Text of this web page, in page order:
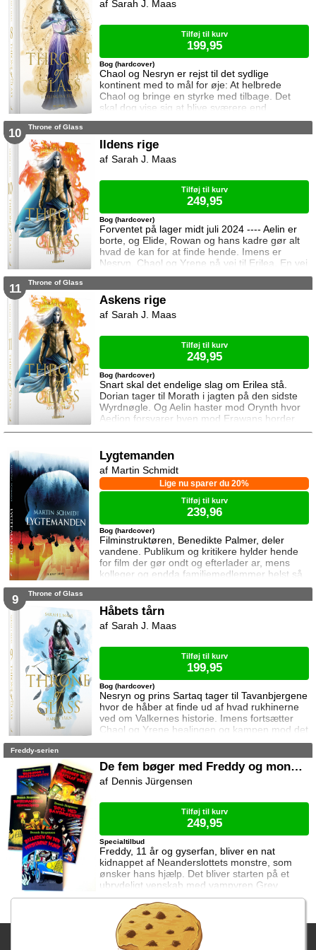
Elena, sætter samtidig Celaena på en svær
Chaol og Nesryn er rejst til det sydlige
kontinent med to mål for øje: At helbrede
Chaol og bringe en styrke med tilbage. Det
skal dog vise sig at blive sværere end
forventet, for khaganen, det sydlige kontinents
træffe en beslutning her og nu. Da en healer
bliver myrdet under mystiske omstændigheder,
frygter Chaol og Nesryn at Valkerne er fulgt
Bog (hardcover)
Sarah J. Maas
Tilføj til kurv
199,95
10 Throne of Glass
Ildens rige
Forventet på lager midt juli 2024 ---- Aelin er
borte, og Elide, Rowan og hans kadre gør alt
hvad de kan for at finde hende. Imens er
Nesryn, Chaol og Yrene på vej til Erilea. En vej
der fører dem forbi Chaols barndomshjem
kæmper Aedion mod Erawans fremrykkende
styrker og sin vrede over den aftale Aelin og
Lysandra har indgået. Og Dorian og Manon
Bog (hardcover)
Sarah J. Maas
Tilføj til kurv
249,95
11 Throne of Glass
Askens rige
Snart skal det endelige slag om Erilea stå.
Dorian tager til Morath i jagten på den sidste
Wyrdnøgle. Og Aelin haster mod Orynth hvor
Aedion forsvarer byen mod Erawans horder.
Heldigvis er han ikke alene. Men kan deres
mod Erawans rædsler?
Bog (hardcover)
Sarah J. Maas
Tilføj til kurv
249,95
Lygtemanden
Filminstruktøren, Benedikte Palmer, deler
vandene. Publikum og kritikere hylder hende
for film der gør ondt og efterlader ar, mens
kolleger og endda familiemedlemmer helst så
hende forsvinde. Under en rejse til Los
miste livet. Da efterforskningen fortsætter
nyuddannede agent April Biggs for at assistere
Bog (hardcover)
Lige nu sparer du 20%
Martin Schmidt
Tilføj til kurv
239,96
9 Throne of Glass
Håbets tårn
Nesryn og prins Sartaq tager til Tavanbjergene
hvor de håber at finde ud af hvad rukhinerne
ved om Valkernes historie. Imens fortsætter
Chaol og Yrene healingen og kampen mod det
mystiske mørke som lurer inden i ham. Men
deres venner derhjemme.
Bog (hardcover)
Sarah J. Maas
Tilføj til kurv
199,95
Freddy-serien
De fem bøger med Freddy og monstrene
Freddy, 11 år og gyserfan, bliver en nat
kidnappet af Neanderslottets monstre, som
ønsker hans hjælp. Det bliver starten på et
ubrydeligt venskab med vampyren Grev
Dracula, varulven Eddie, den hovedløse ridder
Sir Arthur Fieldstein, Frankenstein-uhyret
Boris, mumien Mummy og bøvsedragen Nitan.
Specialtilbud
Dennis Jürgensen
Tilføj til kurv
249,95
Fragtgebyret er DKK 59,95 • Fragtgebyret bortfalder ved køb over